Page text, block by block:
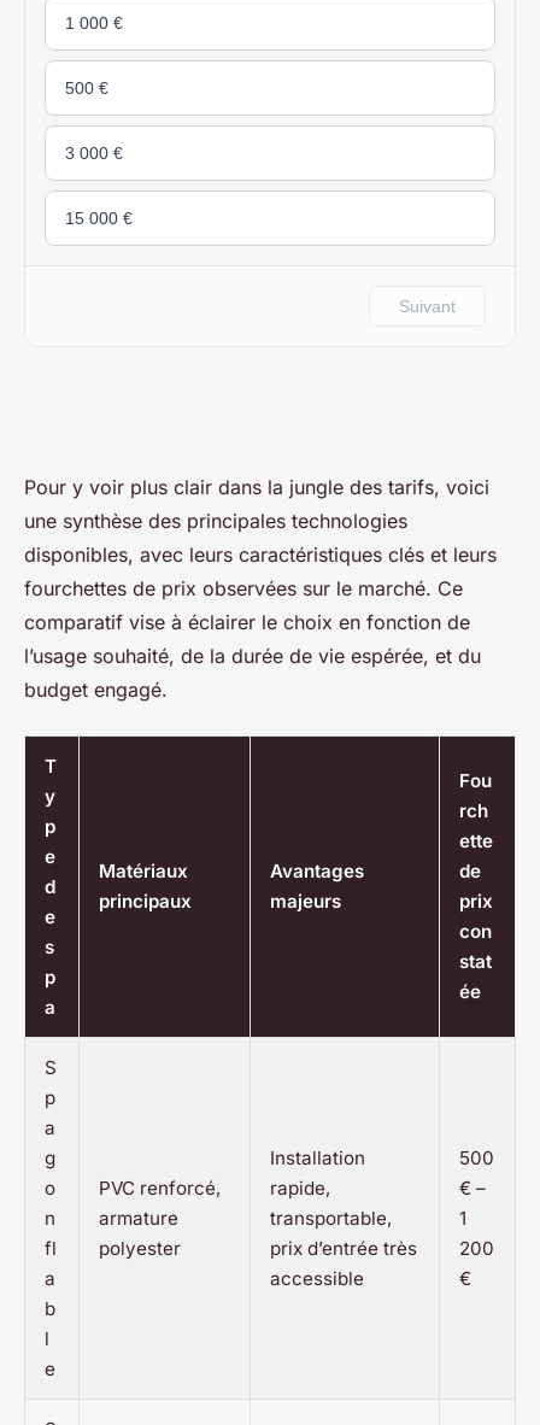
Pour y voir plus clair dans la jungle des tarifs, voici
une synthèse des principales technologies
disponibles, avec leurs caractéristiques clés et leurs
fourchettes de prix observées sur le marché. Ce
comparatif vise à éclairer le choix en fonction de
l’usage souhaité, de la durée de vie espérée, et du
budget engagé.
T
y
p
e
d
e
s
p
a
Matériaux
principaux
Avantages
majeurs
Fou
rch
ette
de
prix
con
stat
ée
S
p
a
g
o
n
fl
a
b
l
e
PVC renforcé,
armature
polyester
Installation
rapide,
transportable,
prix d’entrée très
accessible
500
€ –
1
200
€